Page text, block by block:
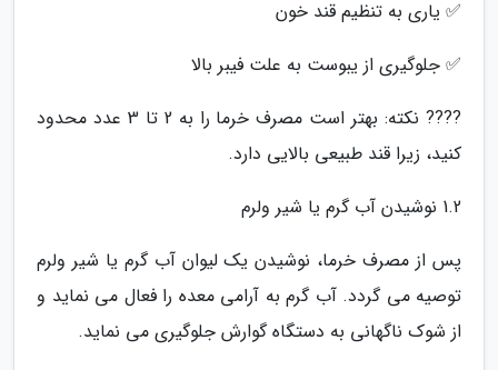
✅ یاری به تنظیم قند خون
✅ جلوگیری از یبوست به علت فیبر بالا
???? نکته: بهتر است مصرف خرما را به 2 تا 3 عدد محدود
کنید، زیرا قند طبیعی بالایی دارد.
1.2 نوشیدن آب گرم یا شیر ولرم
پس از مصرف خرما، نوشیدن یک لیوان آب گرم یا شیر ولرم
توصیه می گردد. آب گرم به آرامی معده را فعال می نماید و
از شوک ناگهانی به دستگاه گوارش جلوگیری می نماید.